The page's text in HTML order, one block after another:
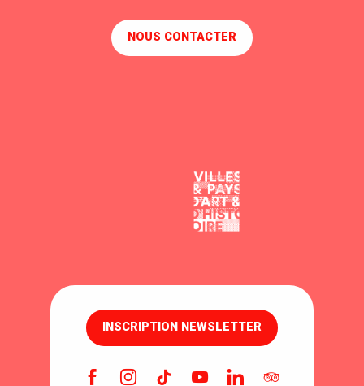
NOUS CONTACTER
INSCRIPTION NEWSLETTER